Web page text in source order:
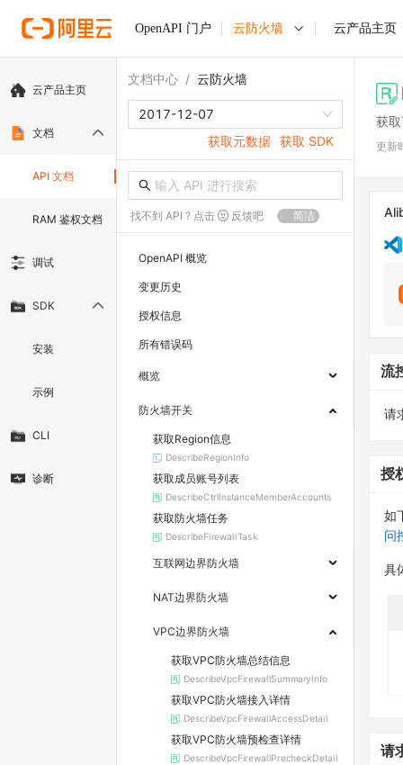
OpenAPI 门户 云防火墙 云产品主页
云产品主页
文档
API 文档
RAM 鉴权文档
调试
SDK
安装
示例
CLI
诊断
文档中心 / 云防火墙
2017-12-07
获取元数据 获取 SDK
找不到 API ? 点击 反馈吧 简洁
OpenAPI 概览
变更历史
授权信息
所有错误码
概览
防火墙开关
获取Region信息
DescribeRegionInfo
获取成员账号列表
DescribeCtrlInstanceMemberAccounts
获取防火墙任务
DescribeFirewallTask
互联网边界防火墙
NAT边界防火墙
VPC边界防火墙
获取VPC防火墙总结信息
DescribeVpcFirewallSummaryInfo
获取VPC防火墙接入详情
DescribeVpcFirewallAccessDetail
获取VPC防火墙预检查详情
DescribeVpcFirewallPrecheckDetail
获
更新
流
请
授
如
问
具
请